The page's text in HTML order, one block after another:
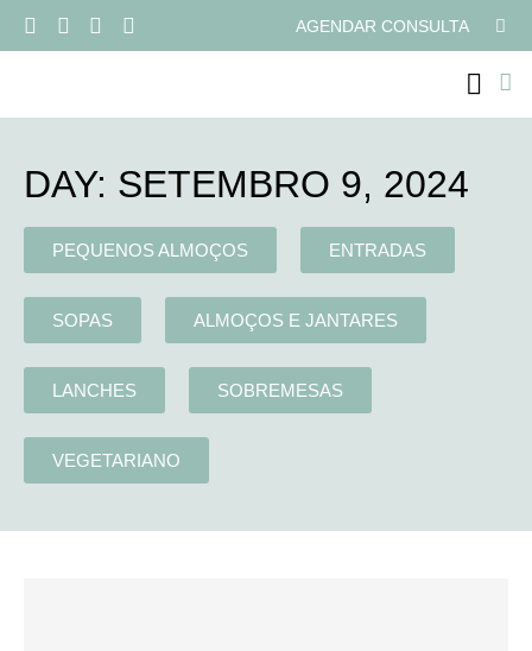
AGENDAR CONSULTA
DAY: SETEMBRO 9, 2024
PEQUENOS ALMOÇOS ENTRADAS
SOPAS ALMOÇOS E JANTARES
LANCHES SOBREMESAS
VEGETARIANO